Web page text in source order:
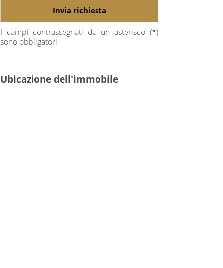
Invia richiesta
I campi contrassegnati da un asterisco (*)
sono obbligatori
Ubicazione dell'immobile